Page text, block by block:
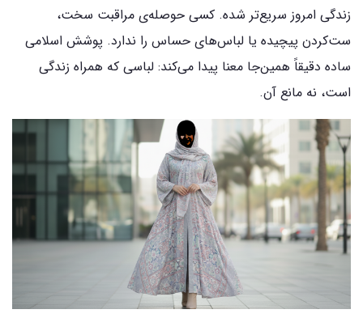
زندگی امروز سریع‌تر شده. کسی حوصله‌ی مراقبت سخت،
ست‌کردن پیچیده یا لباس‌های حساس را ندارد. پوشش اسلامی
ساده دقیقاً همین‌جا معنا پیدا می‌کند: لباسی که همراه زندگی
است، نه مانع آن.